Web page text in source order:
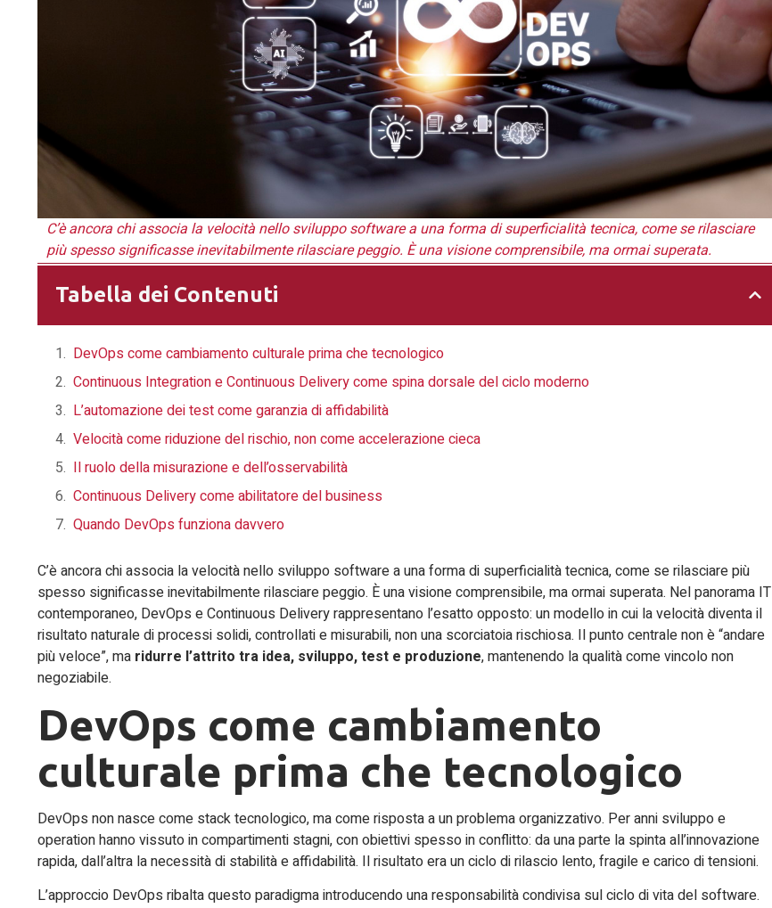
C’è ancora chi associa la velocità nello sviluppo software a una forma di superficialità tecnica, come se rilasciare
più spesso significasse inevitabilmente rilasciare peggio. È una visione comprensibile, ma ormai superata.
Tabella dei Contenuti
DevOps come cambiamento culturale prima che tecnologico
Continuous Integration e Continuous Delivery come spina dorsale del ciclo moderno
L’automazione dei test come garanzia di affidabilità
Velocità come riduzione del rischio, non come accelerazione cieca
Il ruolo della misurazione e dell’osservabilità
Continuous Delivery come abilitatore del business
Quando DevOps funziona davvero
C’è ancora chi associa la velocità nello sviluppo software a una forma di superficialità tecnica, come se rilasciare più
spesso significasse inevitabilmente rilasciare peggio. È una visione comprensibile, ma ormai superata. Nel panorama IT
contemporaneo, DevOps e Continuous Delivery rappresentano l’esatto opposto: un modello in cui la velocità diventa il
risultato naturale di processi solidi, controllati e misurabili, non una scorciatoia rischiosa. Il punto centrale non è “andare
più veloce”, ma ridurre l’attrito tra idea, sviluppo, test e produzione, mantenendo la qualità come vincolo non
negoziabile.
DevOps come cambiamento
culturale prima che tecnologico
DevOps non nasce come stack tecnologico, ma come risposta a un problema organizzativo. Per anni sviluppo e
operation hanno vissuto in compartimenti stagni, con obiettivi spesso in conflitto: da una parte la spinta all’innovazione
rapida, dall’altra la necessità di stabilità e affidabilità. Il risultato era un ciclo di rilascio lento, fragile e carico di tensioni.
L’approccio DevOps ribalta questo paradigma introducendo una responsabilità condivisa sul ciclo di vita del software.